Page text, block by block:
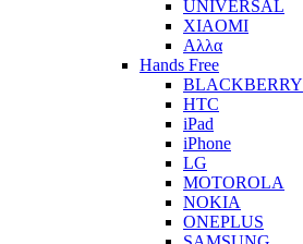
UNIVERSAL
XIAOMI
Αλλα
Hands Free
BLACKBERRY
HTC
iPad
iPhone
LG
MOTOROLA
NOKIA
ONEPLUS